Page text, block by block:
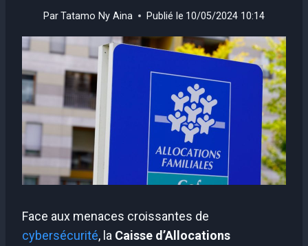
ParTatamo Ny Aina Publié le 10/05/2024 10:14
Face aux menaces croissantes de
cybersécurité, la Caisse d’Allocations